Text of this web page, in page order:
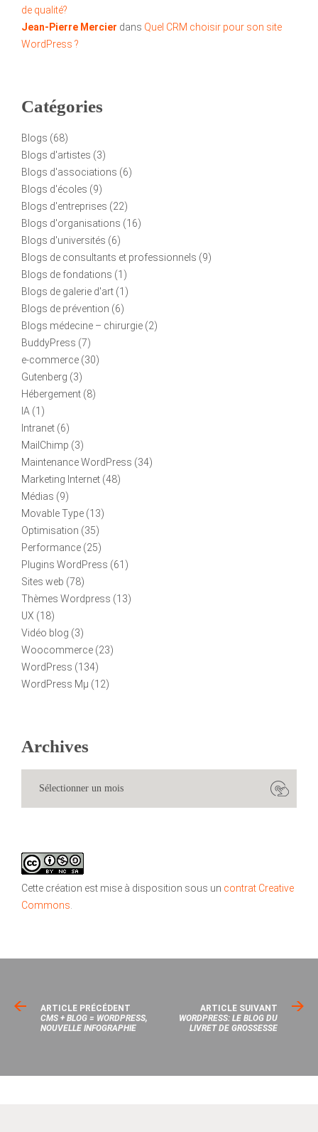
de qualité?
Jean-Pierre Mercier dans Quel CRM choisir pour son site
WordPress ?
Catégories
Blogs (68)
Blogs d'artistes (3)
Blogs d'associations (6)
Blogs d'écoles (9)
Blogs d'entreprises (22)
Blogs d'organisations (16)
Blogs d'universités (6)
Blogs de consultants et professionnels (9)
Blogs de fondations (1)
Blogs de galerie d'art (1)
Blogs de prévention (6)
Blogs médecine – chirurgie (2)
BuddyPress (7)
e-commerce (30)
Gutenberg (3)
Hébergement (8)
IA (1)
Intranet (6)
MailChimp (3)
Maintenance WordPress (34)
Marketing Internet (48)
Médias (9)
Movable Type (13)
Optimisation (35)
Performance (25)
Plugins WordPress (61)
Sites web (78)
Thèmes Wordpress (13)
UX (18)
Vidéo blog (3)
Woocommerce (23)
WordPress (134)
WordPress Mµ (12)
Archives
Cette création est mise à disposition sous un contrat Creative
Commons
ARTICLE PRÉCÉDENT
CMS + BLOG = WORDPRESS,
NOUVELLE INFOGRAPHIE
ARTICLE SUIVANT
WORDPRESS: LE BLOG DU
LIVRET DE GROSSESSE